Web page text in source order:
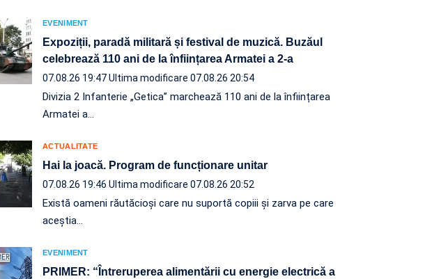
EVENIMENT
Expoziții, paradă militară și festival de muzică. Buzăul
celebrează 110 ani de la înființarea Armatei a 2-a
07.08.26 19:47Ultima modificare 07.08.26 20:54
Divizia 2 Infanterie „Getica” marchează 110 ani de la înființarea
Armatei a…
ACTUALITATE
Hai la joacă. Program de funcționare unitar
07.08.26 19:46 Ultima modificare 07.08.26 20:52
Există oameni răutăcioși care nu suportă copiii și zarva pe care
aceștia…
EVENIMENT
PRIMER: “Întreruperea alimentării cu energie electrică a